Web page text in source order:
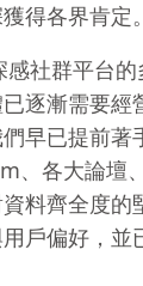
得各界肯定。
社群平台
逐漸需要經
早已提前著
、各大論壇
料齊全度的
戶偏好，並